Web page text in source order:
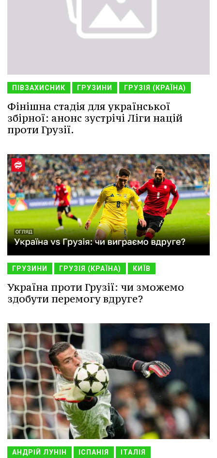
ПІВЗАХИСНИК ГРУЗИНИ ГРУЗІЯ (КРАЇНА)
Фінішна стадія для української
збірної: анонс зустрічі Ліги націй
проти Грузії.
ГРУЗИНИ ГРУЗІЯ (КРАЇНА) КИЇВ
Україна проти Грузії: чи зможемо
здобути перемогу вдруге?
АНДРІЙ ЛУНІН ІСПАНІЯ ІТАЛІЯ